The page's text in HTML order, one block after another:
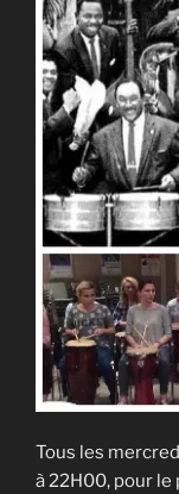
Tous les
à 22H00, pour le